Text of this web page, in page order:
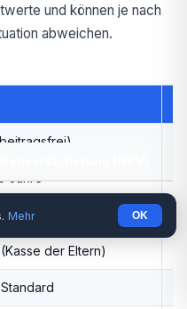
und können je nach
abweichen.
€/Monat
der Eltern)
Mehr OK